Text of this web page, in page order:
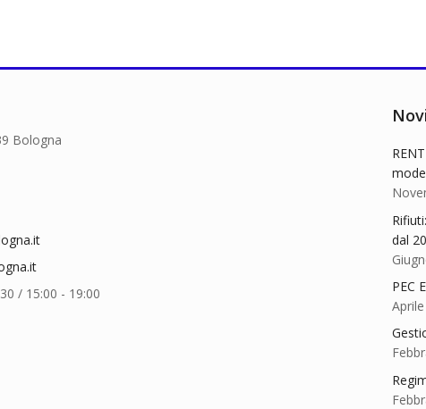
nella
Bologna
/ 15:00 - 19:00
dal
PEC